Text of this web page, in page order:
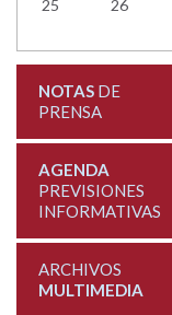
25 26
NOTASDE
PRENSA
AGENDA
PREVISIONES
INFORMATIVAS
ARCHIVOS
MULTIMEDIA